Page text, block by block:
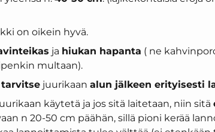
on oikein hyvä.
ja hiukan hapanta ( ne
multaan).
juurikaan alun jälkeen erityisesti
käytetä ja jos sitä laitetaan, niin sitä
n 20-50 cm päähän, sillä pioni kerää